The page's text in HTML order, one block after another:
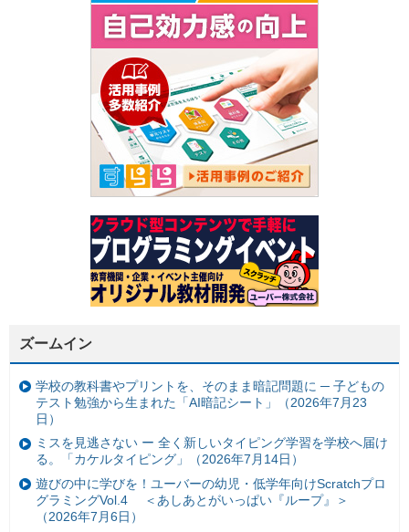
ズームイン
学校の教科書やプリントを、そのまま暗記問題に ─ 子どもの
テスト勉強から生まれた「AI暗記シート」（2026年7月23
日）
ミスを見逃さない ー 全く新しいタイピング学習を学校へ届け
る。「カケルタイピング」（2026年7月14日）
遊びの中に学びを！ユーバーの幼児・低学年向けScratchプロ
グラミングVol.4 ＜あしあとがいっぱい『ループ』＞
（2026年7月6日）